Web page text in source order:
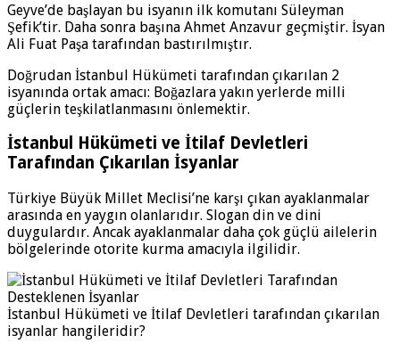
Geyve’de başlayan bu isyanın ilk komutanı Süleyman
Şefik’tir. Daha sonra başına Ahmet Anzavur geçmiştir. İsyan
Ali Fuat Paşa tarafından bastırılmıştır.
Doğrudan İstanbul Hükümeti tarafından çıkarılan 2
isyanında ortak amacı: Boğazlara yakın yerlerde milli
güçlerin teşkilatlanmasını önlemektir.
İstanbul Hükümeti ve İtilaf Devletleri
Tarafından Çıkarılan İsyanlar
Türkiye Büyük Millet Meclisi’ne karşı çıkan ayaklanmalar
arasında en yaygın olanlarıdır. Slogan din ve dini
duygulardır. Ancak ayaklanmalar daha çok güçlü ailelerin
bölgelerinde otorite kurma amacıyla ilgilidir.
İstanbul Hükümeti ve İtilaf Devletleri tarafından çıkarılan
isyanlar hangileridir?